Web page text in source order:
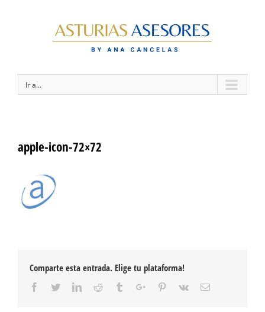
Ir a...
apple-icon-72×72
Comparte esta entrada. Elige tu plataforma!
Facebook
TwitterLinkedinReddit TumblrGoogle+Pinterest
Vk Email